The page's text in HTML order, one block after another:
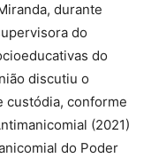
durante
do
do
discutiu o
custódia, conforme
(2021)
do Poder